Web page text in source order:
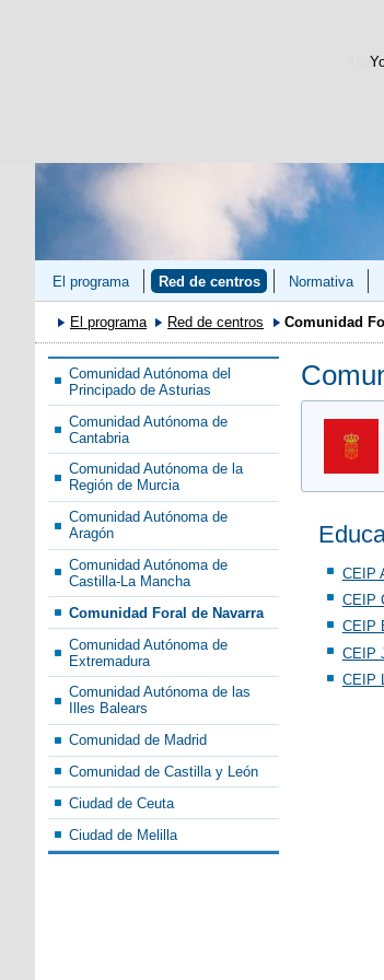
El programa Red de centros Normativa
El programa Red de centros Comunidad
Comunidad Autónoma del
Principado de Asturias
Comunidad Autónoma de
Cantabria
Comunidad Autónoma de la
Región de Murcia
Comunidad Autónoma de
Aragón
Comunidad Autónoma de
Castilla-La Mancha
Comunidad Foral de Navarra
Comunidad Autónoma de
Extremadura
Comunidad Autónoma de las
Illes Balears
Comunidad de Madrid
Comunidad de Castilla y León
Ciudad de Ceuta
Ciudad de Melilla
CEIP
CEIP
CEIP
CEIP
CEIP